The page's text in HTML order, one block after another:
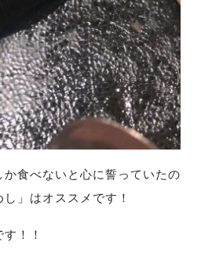
食べないと心に誓っていたの
」はオススメです！
！！